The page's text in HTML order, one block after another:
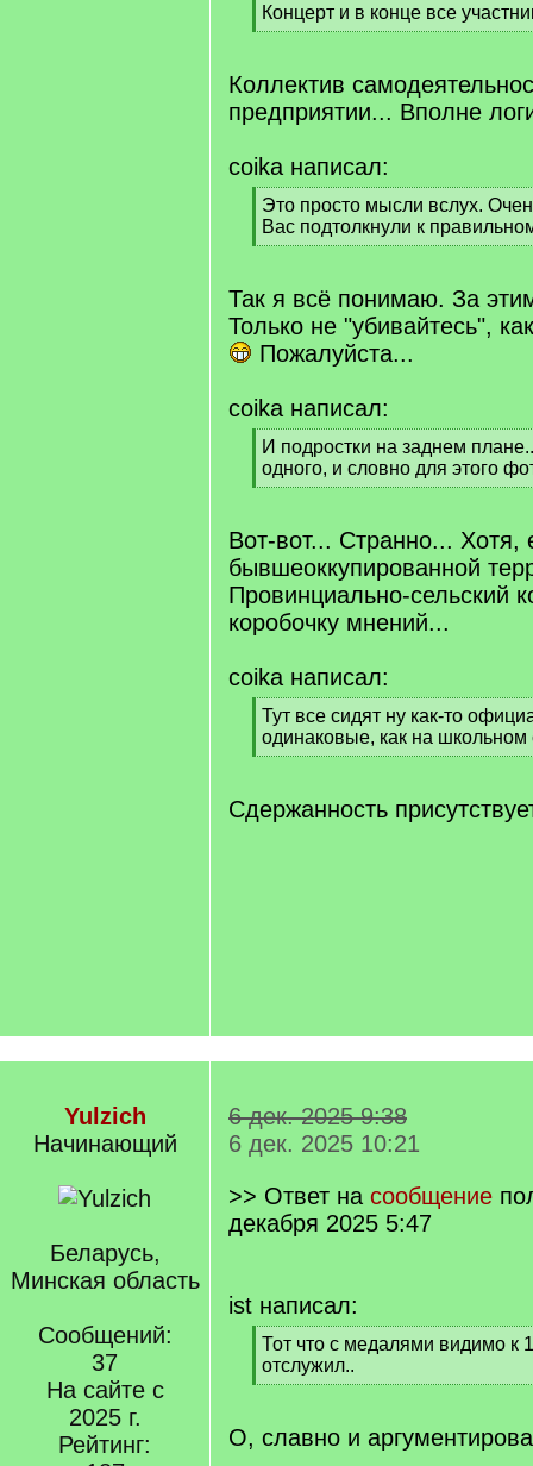
[
q
Концерт и в конце все
[
q
]
Коллектив
предприятии... Вполне
coika написал:
[
q
]
Это просто мысли вслух.
Вас подтолкнули к
[
q
]
Так я всё понимаю. За
Только не "убивайтесь",
Пожалуйста...
coika написал:
[
q
]
И подростки на заднем
одного, и словно для этого
[
q
]
Вот-вот... Странно... Хотя,
бывшеоккупированной
Провинциально-сельский
коробочку мнений...
coika написал:
[
q
]
Тут все сидят ну как-то
одинаковые, как на школьном
[
q
]
Сдержанность
Yulzich
Начинающий
Беларусь,
Минская область
Сообщений:
37
На сайте с
2025 г.
Рейтинг:
6 дек. 2025 9:38
6 дек. 2025 10:21
>> Ответ на сообщение
декабря 2025 5:47
ist написал:
[
q
]
Тот что с медалями видимо к
отслужил..
[
q
]
О, славно и